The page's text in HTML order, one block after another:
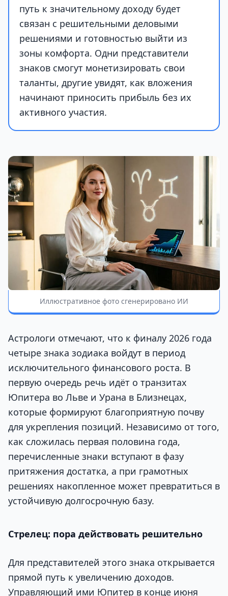
путь к значительному доходу будет
связан с решительными деловыми
решениями и готовностью выйти из
зоны комфорта. Одни представители
знаков смогут монетизировать свои
таланты, другие увидят, как вложения
начинают приносить прибыль без их
активного участия.
Иллюстративное фото сгенерировано ИИ
Астрологи отмечают, что к финалу 2026 года
четыре знака зодиака войдут в период
исключительного финансового роста. В
первую очередь речь идёт о транзитах
Юпитера во Льве и Урана в Близнецах,
которые формируют благоприятную почву
для укрепления позиций. Независимо от того,
как сложилась первая половина года,
перечисленные знаки вступают в фазу
притяжения достатка, а при грамотных
решениях накопленное может превратиться в
устойчивую долгосрочную базу.
Стрелец: пора действовать решительно
Для представителей этого знака открывается
прямой путь к увеличению доходов.
Управляющий ими Юпитер в конце июня